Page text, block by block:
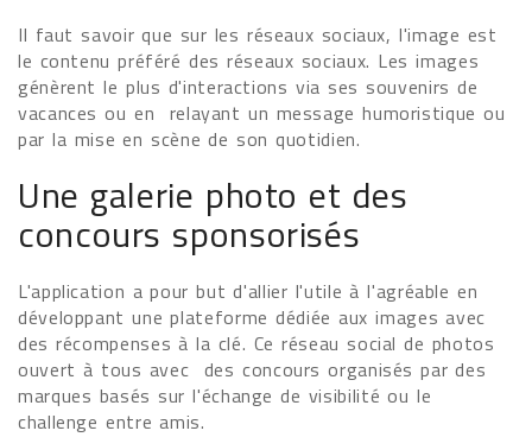
Il faut savoir que sur les réseaux sociaux, l'image est
le contenu préféré des réseaux sociaux. Les images
génèrent le plus d'interactions via ses souvenirs de
vacances ou en relayant un message humoristique ou
par la mise en scène de son quotidien.
Une galerie photo et des
concours sponsorisés
L'application a pour but d'allier l'utile à l'agréable en
développant une plateforme dédiée aux images avec
des récompenses à la clé. Ce réseau social de photos
ouvert à tous avec des concours organisés par des
marques basés sur l'échange de visibilité ou le
challenge entre amis.